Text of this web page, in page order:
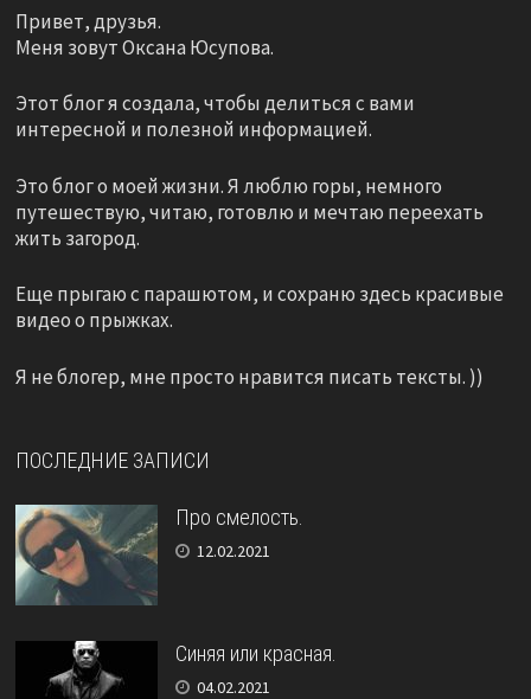
Привет, друзья.
Меня зовут Оксана Юсупова.
Этот блог я создала, чтобы делиться с вами
интересной и полезной информацией.
Это блог о моей жизни. Я люблю горы, немного
путешествую, читаю, готовлю и мечтаю переехать
жить загород.
Еще прыгаю с парашютом, и сохраню здесь красивые
видео о прыжках.
Я не блогер, мне просто нравится писать тексты. ))
ПОСЛЕДНИЕ ЗАПИСИ
Про смелость.
12.02.2021
Синяя или красная.
04.02.2021